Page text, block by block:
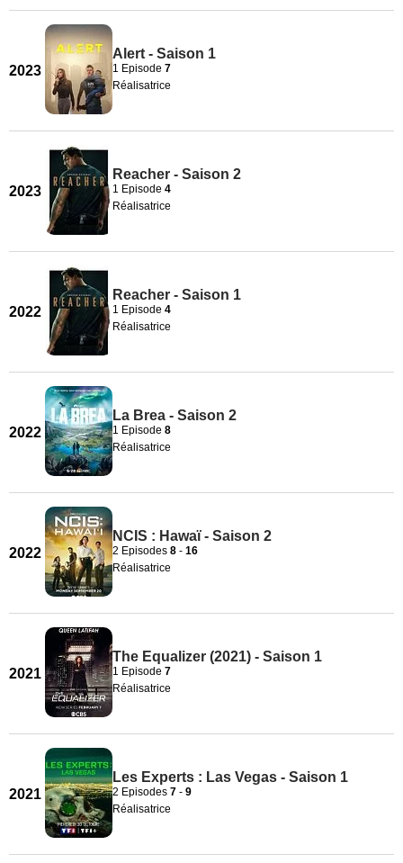
2023
Alert - Saison 1
1 Episode 7
Réalisatrice
2023
Reacher - Saison 2
1 Episode 4
Réalisatrice
2022
Reacher - Saison 1
1 Episode 4
Réalisatrice
2022
La Brea - Saison 2
1 Episode 8
Réalisatrice
2022
NCIS : Hawaï - Saison 2
2 Episodes 8 - 16
Réalisatrice
2021
The Equalizer (2021) - Saison 1
1 Episode 7
Réalisatrice
2021
Les Experts : Las Vegas - Saison 1
2 Episodes 7 - 9
Réalisatrice